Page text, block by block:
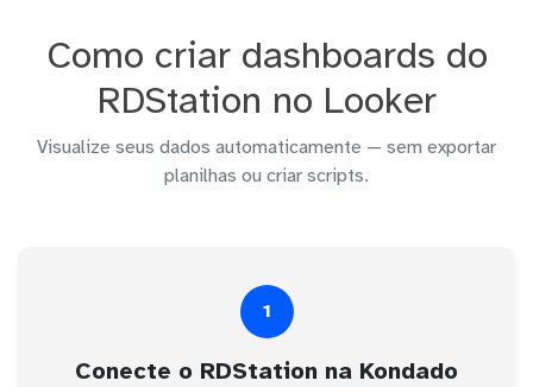
Como criar dashboards do
RDStation no Looker
Visualize seus dados automaticamente — sem exportar
planilhas ou criar scripts.
1
Conecte o RDStation na Kondado